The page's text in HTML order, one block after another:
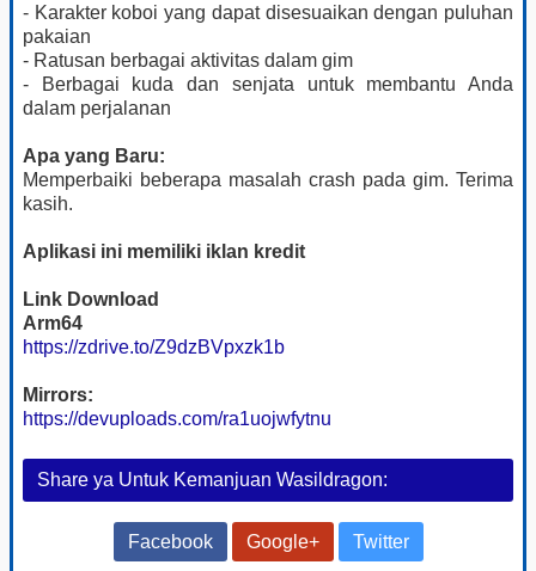
- Karakter koboi yang dapat disesuaikan dengan puluhan
pakaian
- Ratusan berbagai aktivitas dalam gim
- Berbagai kuda dan senjata untuk membantu Anda
dalam perjalanan
Apa yang Baru:
Memperbaiki beberapa masalah crash pada gim. Terima
kasih.
Aplikasi ini memiliki iklan kredit
Link Download
Arm64
https://zdrive.to/Z9dzBVpxzk1b
Mirrors:
https://devuploads.com/ra1uojwfytnu
Share ya Untuk Kemanjuan Wasildragon:
Facebook Google+ Twitter